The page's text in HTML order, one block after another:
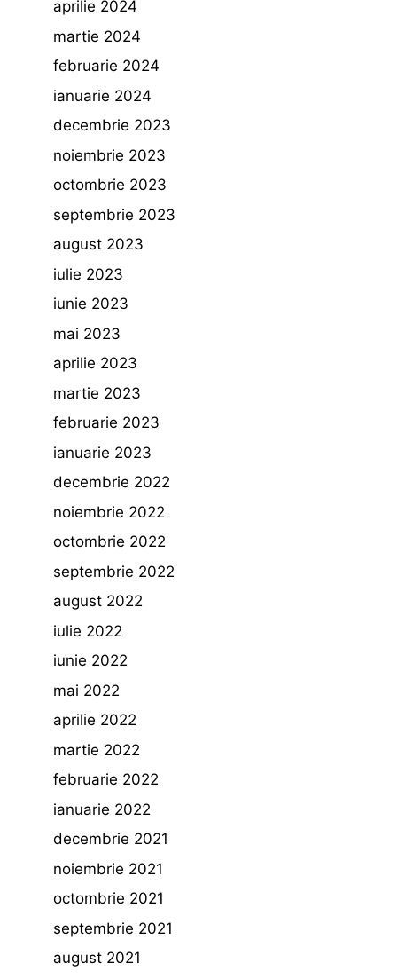
aprilie 2024
martie 2024
februarie 2024
ianuarie 2024
decembrie 2023
noiembrie 2023
octombrie 2023
septembrie 2023
august 2023
iulie 2023
iunie 2023
mai 2023
aprilie 2023
martie 2023
februarie 2023
ianuarie 2023
decembrie 2022
noiembrie 2022
octombrie 2022
septembrie 2022
august 2022
iulie 2022
iunie 2022
mai 2022
aprilie 2022
martie 2022
februarie 2022
ianuarie 2022
decembrie 2021
noiembrie 2021
octombrie 2021
septembrie 2021
august 2021